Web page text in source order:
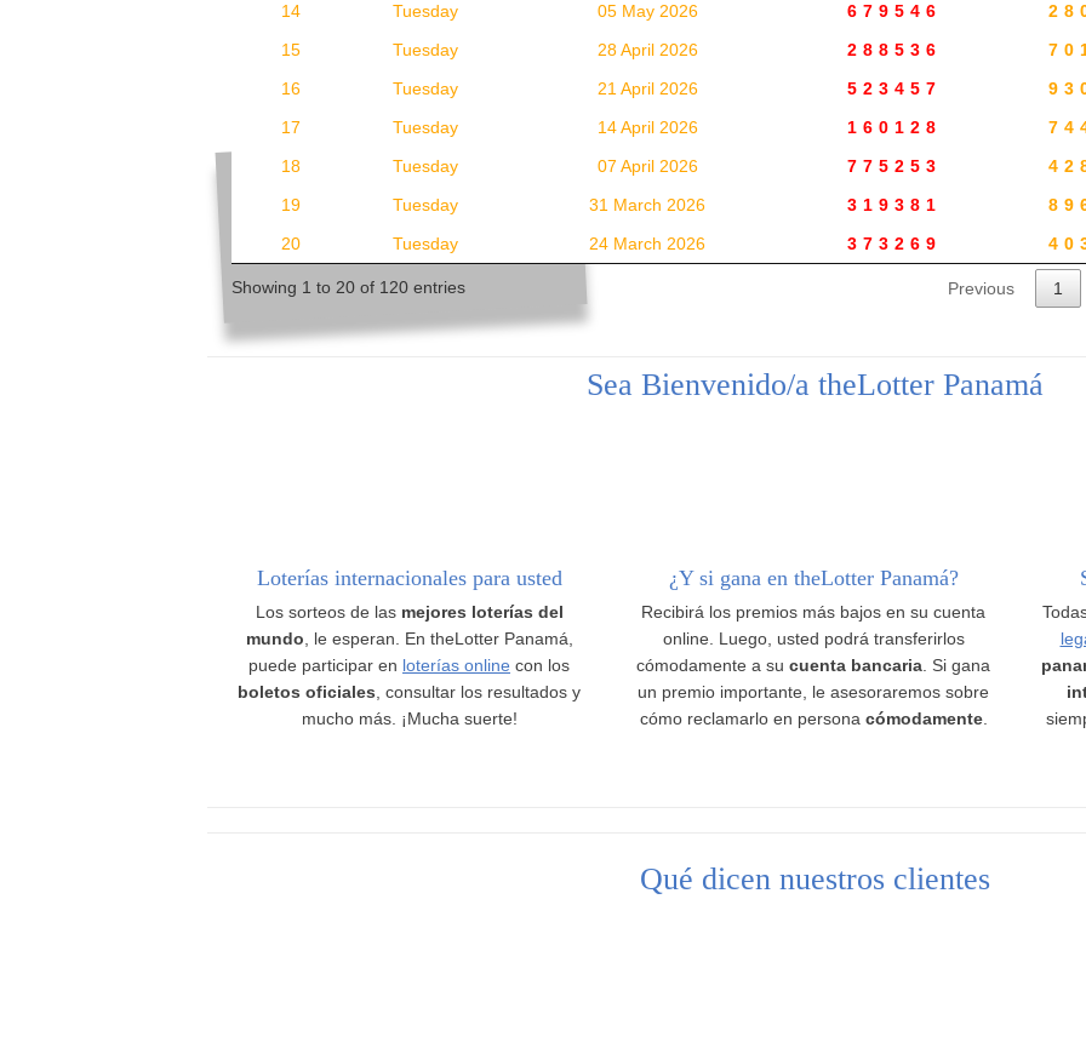
14
Tuesday 05 May 2026 679546
15
Tuesday 28 April 2026 288536
16
Tuesday 21 April 2026 523457
17
Tuesday 14 April 2026 160128
18
Tuesday 07 April 2026 775253
19
Tuesday 31 March 2026 319381
20
Tuesday 24 March 2026 373269
Showing 1 to 20 of 120 entries Previous 1
Sea Bienvenido/a theLotter Panamá
Loterías internacionales para usted
Los sorteos de las mejores loterías del
mundo , le esperan. En theLotter Panamá,
puede participar en loterías online con los
boletos oficiales , consultar los resultados y
mucho más. ¡Mucha suerte!
¿Y si gana en theLotter Panamá?
Recibirá los premios más bajos en su cuenta
online. Luego, usted podrá transferirlos
cómodamente a su cuenta bancaria . Si gana
un premio importante, le asesoraremos sobre
cómo reclamarlo en persona cómodamente.
Qué dicen nuestros clientes